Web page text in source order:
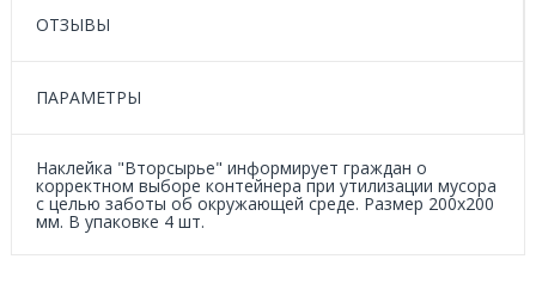
ОТЗЫВЫ
ПАРАМЕТРЫ
Наклейка "Вторсырье" информирует граждан о
корректном выборе контейнера при утилизации мусора
с целью заботы об окружающей среде. Размер 200x200
мм. В упаковке 4 шт.